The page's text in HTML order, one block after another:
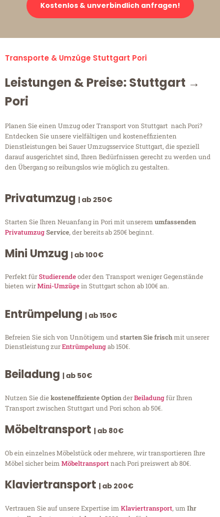
Kostenlos & unverbindlich anfragen!
Transporte & Umzüge Stuttgart Pori
Leistungen & Preise: Stuttgart →
Pori
Planen Sie einen Umzug oder Transport von Stuttgart nach Pori?
Entdecken Sie unsere vielfältigen und kosteneffizienten
Dienstleistungen bei Sauer Umzugsservice Stuttgart, die speziell
darauf ausgerichtet sind, Ihren Bedürfnissen gerecht zu werden und
den Übergang so reibungslos wie möglich zu gestalten.
Privatumzug | ab 250€
Starten Sie Ihren Neuanfang in Pori mit unserem umfassenden
PrivatumzugService, der bereits ab 250€ beginnt.
Mini Umzug | ab 100€
Perfekt fürStudierendeoder den Transport weniger Gegenstände
bieten wirMini-Umzügein Stuttgart schon ab 100€ an.
Entrümpelung | ab 150€
Befreien Sie sich von Unnötigem undstarten Sie frischmit unserer
Dienstleistung zurEntrümpelungab 150€.
Beiladung | ab 50€
Nutzen Sie diekosteneffiziente OptionderBeiladungfür Ihren
Transport zwischen Stuttgart und Pori schon ab 50€.
Möbeltransport | ab 80€
Ob ein einzelnes Möbelstück oder mehrere, wir transportieren Ihre
Möbel sicher beim Möbeltransportnach Pori preiswert ab 80€.
Klaviertransport | ab 200€
Vertrauen Sie auf unsere Expertise im Klaviertransport, um Ihr